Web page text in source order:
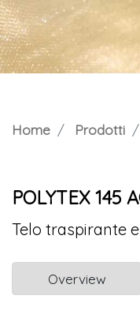
Home Prodotti
POLYTEX 145
Telo traspirante
Overview